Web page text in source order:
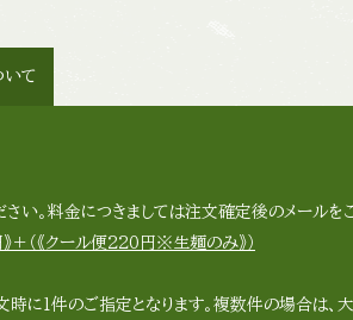
いて
。料金につきましては注文確定後のメールをご
＋（《クール便220円※生麺のみ》）
に1件のご指定となります。複数件の場合は、